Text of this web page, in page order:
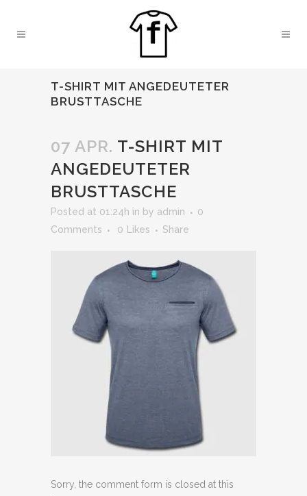
T-SHIRT MIT ANGEDEUTETER
BRUSTTASCHE
07 APR. T-SHIRT MIT
ANGEDEUTETER
BRUSTTASCHE
Posted at 01:24h in by admin
0
Comments
0 Likes Share
Sorry, the comment form is closed at this